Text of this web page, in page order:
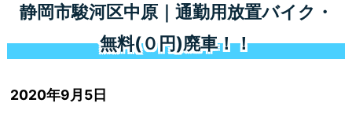
静岡市駿河区中原｜通勤用放置バイク・
無料(０円)廃車！！
2020年9月5日